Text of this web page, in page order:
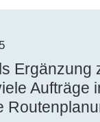
Ergänzung
Aufträge